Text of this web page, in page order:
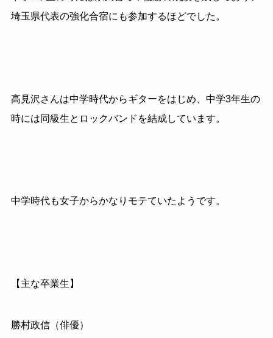
埼玉県代表の強化合宿にも参加するほどでした。
高見沢さんは中学時代からギターをはじめ、中学3年生の
時には同級生とロックバンドを結成しています。
中学時代も女子からかなりモテていたようです。
【主な卒業生】
勝村政信（俳優）